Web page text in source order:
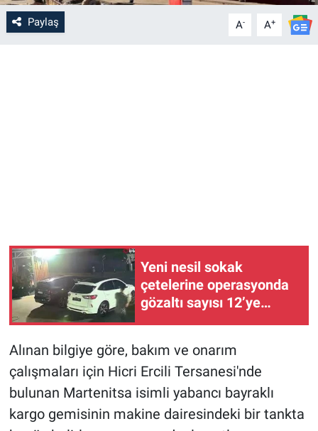
Paylaş A- A+
Yeni nesil sokak
çetelerine operasyonda
gözaltı sayısı 12’ye
Alınan bilgiye göre, bakım ve onarım
çalışmaları için Hicri Ercili Tersanesi'nde
bulunan Martenitsa isimli yabancı bayraklı
kargo gemisinin makine dairesindeki bir tankta